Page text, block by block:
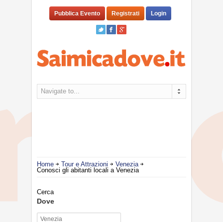
Pubblica Evento Registrati Login
Navigate to...
Home Tour e Attrazioni
Venezia
Conosci gli abitanti locali a Venezia
Cerca
Dove